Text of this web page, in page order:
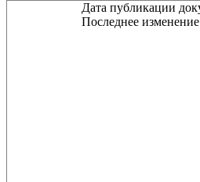
Дата публикации
Последнее